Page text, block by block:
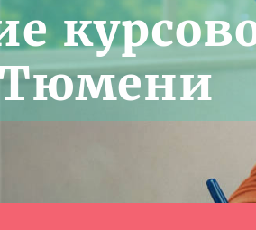
Тюмени